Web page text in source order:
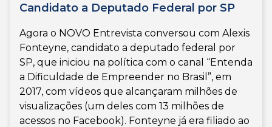
Candidato a Deputado Federal por SP
Agora o NOVO Entrevista conversou com Alexis
Fonteyne, candidato a deputado federal por
SP, que iniciou na política com o canal “Entenda
a Dificuldade de Empreender no Brasil”, em
2017, com vídeos que alcançaram milhões de
visualizações (um deles com 13 milhões de
acessos no Facebook). Fonteyne já era filiado ao